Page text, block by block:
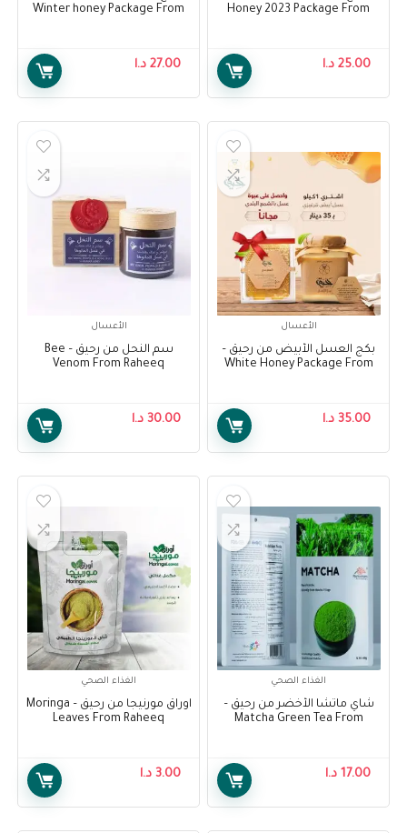
Honey 2023 Package From
25.00 د.ا
Winter honey Package From
27.00 د.ا
الأعسال
بكج العسل الأبيض من رحيق –
White Honey Package From
35.00 د.ا
الأعسال
سم النحل من رحيق – Bee
Venom From Raheeq
30.00 د.ا
الغذاء الصحي
شاي ماتشا الأخضر من رحيق –
Matcha Green Tea From
17.00 د.ا
الغذاء الصحي
اوراق مورنيجا من رحيق – Moringa
Leaves From Raheeq
3.00 د.ا